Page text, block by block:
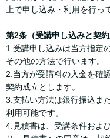
上で申し込み・利用を行っ
第2条（受講申し込みと契約
1.受講申し込みは当方指定
その他の方法で行います。
2.当方が受講料の入金を確
契約成立とします。
3.支払い方法は銀行振込ま
利用可能です。
4.見積書は、受講条件およ